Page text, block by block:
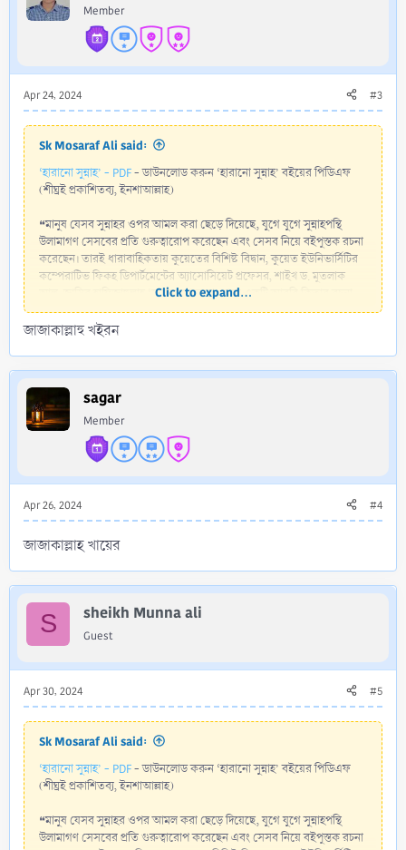
Member
Apr 24, 2024 #3
Sk Mosaraf Ali said:
‘হারানো সুন্নাহ’ - PDF- ডাউনলোড করুন ‘হারানো সুন্নাহ’ বইয়ের পিডিএফ
(শীঘ্রই প্রকাশিতব্য, ইনশাআল্লাহ)
❝মানুষ যেসব সুন্নাহর ওপর আমল করা ছেড়ে দিয়েছে, যুগে যুগে সুন্নাহপন্থি
উলামাগণ সেসবের প্রতি গুরুত্বারোপ করেছেন এবং সেসব নিয়ে বইপুস্তক রচনা
করেছেন। তারই ধারাবাহিকতায় কুয়েতের বিশিষ্ট বিদ্বান, কুয়েত ইউনিভার্সিটির
কম্পেরাটিভ ফিকহ ডিপার্টমেন্টের অ্যাসোসিয়েট প্রফেসর, শাইখ ড. মুতলাক
আল-জাসির হাফিজাহুল্লাহ ‘সুনানুম মাহজুরা’ নামে একটি আরবি কিতাব রচনা
করেন। সংশ্লিষ্ট বিষয়ে কিতাবটি অত্যন্ত তথ্যবহুল ও প্রমাণসমৃদ্ধ হওয়ায় আমরা
শাইখের সাথে যোগাযোগ করে তাঁর...
Click to expand...
জাজাকাল্লাহু খইরন
sagar
Member
Apr 26, 2024 #4
জাজাকাল্লাহ খায়ের
S sheikh Munna ali
Guest
Apr 30, 2024 #5
Sk Mosaraf Ali said:
‘হারানো সুন্নাহ’ - PDF- ডাউনলোড করুন ‘হারানো সুন্নাহ’ বইয়ের পিডিএফ
(শীঘ্রই প্রকাশিতব্য, ইনশাআল্লাহ)
❝মানুষ যেসব সুন্নাহর ওপর আমল করা ছেড়ে দিয়েছে, যুগে যুগে সুন্নাহপন্থি
উলামাগণ সেসবের প্রতি গুরুত্বারোপ করেছেন এবং সেসব নিয়ে বইপুস্তক রচনা